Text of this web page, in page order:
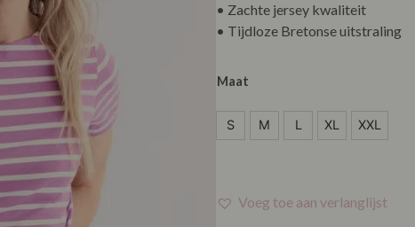
• Zachte jersey kwaliteit
• Tijdloze Bretonse uitstraling
Maat
S
S M L XL XXL
Voeg toe aan verlanglijst